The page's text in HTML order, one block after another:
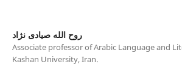
روح الله صیادی نژاد
Associate professor of Arabic Language and
Kashan University, Iran.